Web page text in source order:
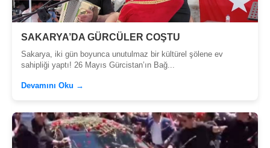
SAKARYA’DA GÜRCÜLER COŞTU
Sakarya, iki gün boyunca unutulmaz bir kültürel şölene ev
sahipliği yaptı! 26 Mayıs Gürcistan’ın Bağ...
Devamını Oku →